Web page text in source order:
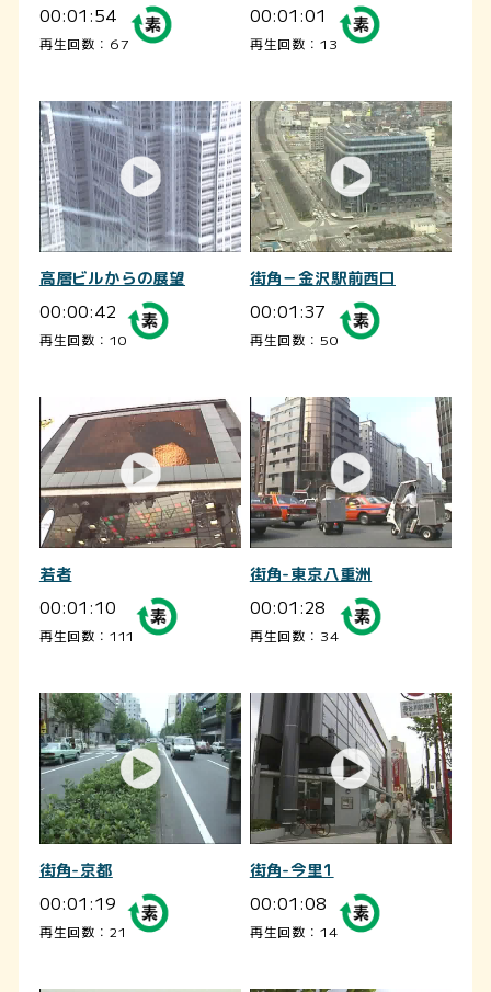
00:01:54
再生回数：67
00:01:01
再生回数：13
高層ビルからの展望
00:00:42
再生回数：10
街角－金沢駅前西口
00:01:37
再生回数：50
若者
00:01:10
再生回数：111
街角-東京八重洲
00:01:28
再生回数：34
街角-京都
00:01:19
再生回数：21
街角-今里1
00:01:08
再生回数：14